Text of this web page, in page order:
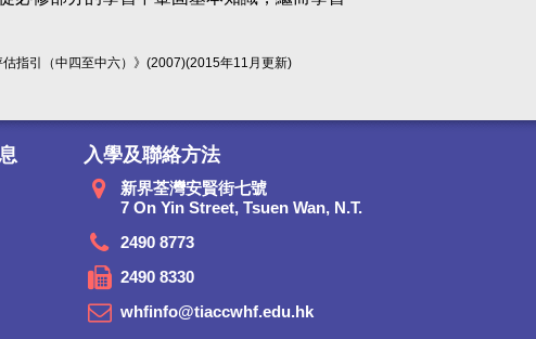
指引（中四至中六）》(2007)(2015年11月更新)
入學及聯絡方法
新界荃灣安賢街七號
7 On Yin Street, Tsuen Wan, N.T.
2490 8773
2490 8330
whfinfo@tiaccwhf.edu.hk